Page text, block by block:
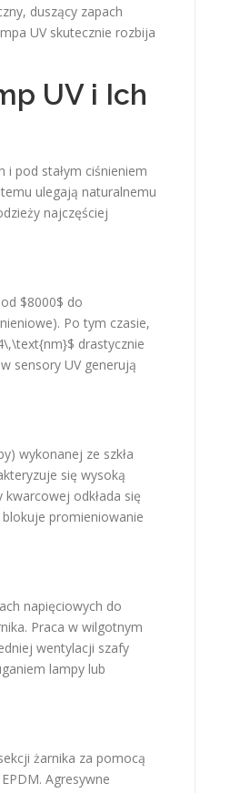
duszący zapach
UV skutecznie rozbija
UV i Ich
i pod stałym ciśnieniem
ulegają naturalnemu
najczęściej
$8000$ do
Po tym czasie,
drastycznie
sensory UV generują
wykonanej ze szkła
się wysoką
odkłada się
promieniowanie
napięciowych do
Praca w wilgotnym
wentylacji szafy
lampy lub
żarnika za pomocą
Agresywne